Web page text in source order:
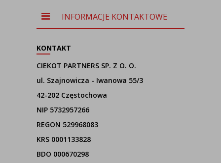
INFORMACJE KONTAKTOWE
KONTAKT
CIEKOT PARTNERS SP. Z O. O.
ul. Szajnowicza - Iwanowa 55/3
42-202 Częstochowa
NIP 5732957266
REGON 529968083
KRS 0001133828
BDO 000670298